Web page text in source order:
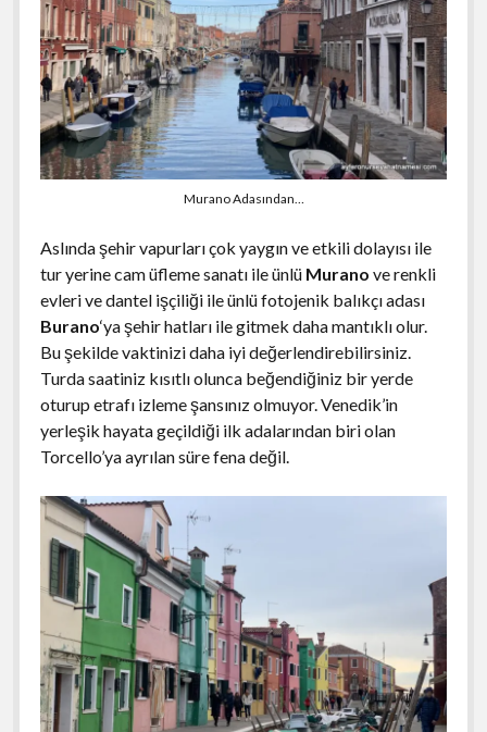
Murano Adasından…
Aslında şehir vapurları çok yaygın ve etkili dolayısı ile
tur yerine cam üfleme sanatı ile ünlü Murano ve renkli
evleri ve dantel işçiliği ile ünlü fotojenik balıkçı adası
Burano‘ya şehir hatları ile gitmek daha mantıklı olur.
Bu şekilde vaktinizi daha iyi değerlendirebilirsiniz.
Turda saatiniz kısıtlı olunca beğendiğiniz bir yerde
oturup etrafı izleme şansınız olmuyor. Venedik’in
yerleşik hayata geçildiği ilk adalarından biri olan
Torcello’ya ayrılan süre fena değil.